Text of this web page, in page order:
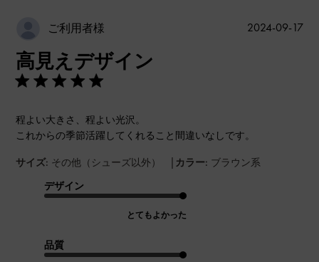
ご利用者様
高見えデザイン
程よい大きさ、程よい光沢。
これからの季節活躍してくれること間違いなしです。
サイズ: その他（シューズ以外） | カラー: ブラウン系
デザイン
とてもよかった
品質
公
2024-09-17